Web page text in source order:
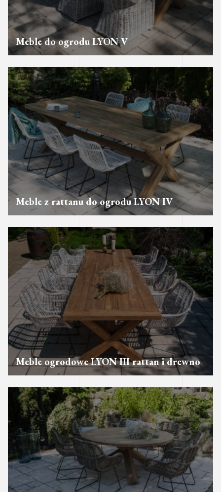
Meble do ogrodu LYON V
Meble z rattanu do ogrodu LYON IV
Meble ogrodowe LYON III rattan i drewno